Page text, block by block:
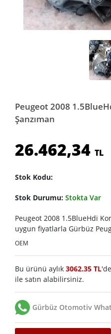
Peugeot 2008
Şanzıman
26.462,34 TL
Stok Kodu:
Stok Durumu: Stokta Var
Peugeot 2008 1.5BlueHdi
uygun fiyatlarla Gürbüz
OEM
Bu ürünü aylık 3062.35 TL
ile satın alabilirsiniz.
Gürbüz Otomotiv